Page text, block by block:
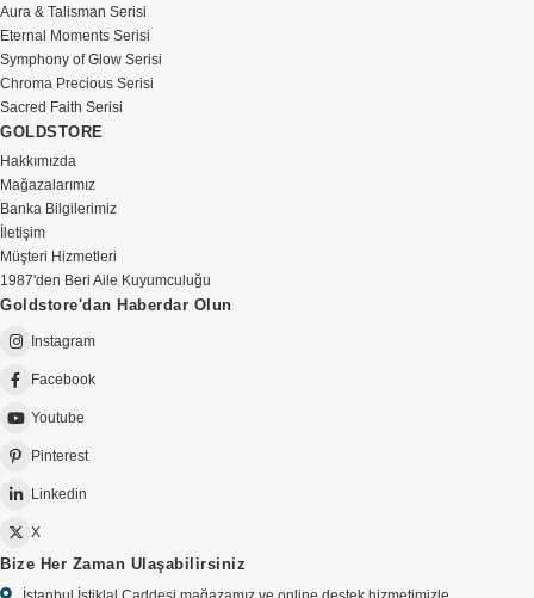
Aura & Talisman Serisi
Eternal Moments Serisi
Symphony of Glow Serisi
Chroma Precious Serisi
Sacred Faith Serisi
GOLDSTORE
Hakkımızda
Mağazalarımız
Banka Bilgilerimiz
İletişim
Müşteri Hizmetleri
1987'den Beri Aile Kuyumculuğu
Goldstore'dan Haberdar Olun
Instagram
Facebook
Youtube
Pinterest
Linkedin
X
Bize Her Zaman Ulaşabilirsiniz